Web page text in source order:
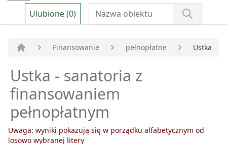
Ulubione (0)
Finansowanie pełnopłatne Ustka
Ustka - sanatoria z
finansowaniem
pełnopłatnym
Uwaga: wyniki pokazują się w porządku alfabetycznym od
losowo wybranej litery